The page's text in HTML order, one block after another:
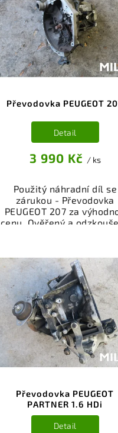
Převodovka PEUGEOT
3 990 Kč / ks
Detail
Použitý náhradní díl se
zárukou - Převodovka
PEUGEOT 207 za
cenu. Ověřený a
váš vůz. Ověřený a
autodíl z vrakoviště,
připravený k montáži.
Nabízíme osobní odběr
rychlé doručení přes e-
Samozřejmostí je
vrácení peněz v případě
nespokojenosti.
Převodovka PEUGEOT
PARTNER 1.6 HDi
Detail